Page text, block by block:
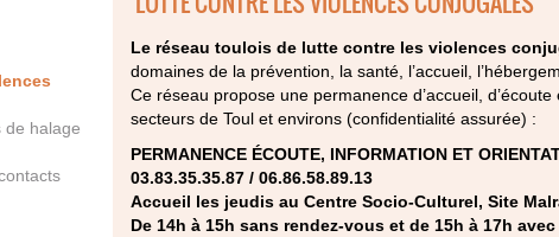
de halage
Le réseau toulois de lutte contre les violences
domaines de la prévention, la santé, l’accueil,
Ce réseau propose une permanence d’accueil,
secteurs de Toul et environs (confidentialité assurée) :
PERMANENCE ÉCOUTE, INFORMATION ET
03.83.35.35.87 / 06.86.58.89.13
Accueil les jeudis au Centre Socio-Culturel, Site
De 14h à 15h sans rendez-vous et de 15h à 17h